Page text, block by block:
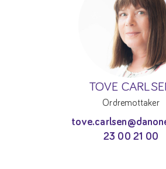
TOVE
Ordremottaker
23 00 21 00